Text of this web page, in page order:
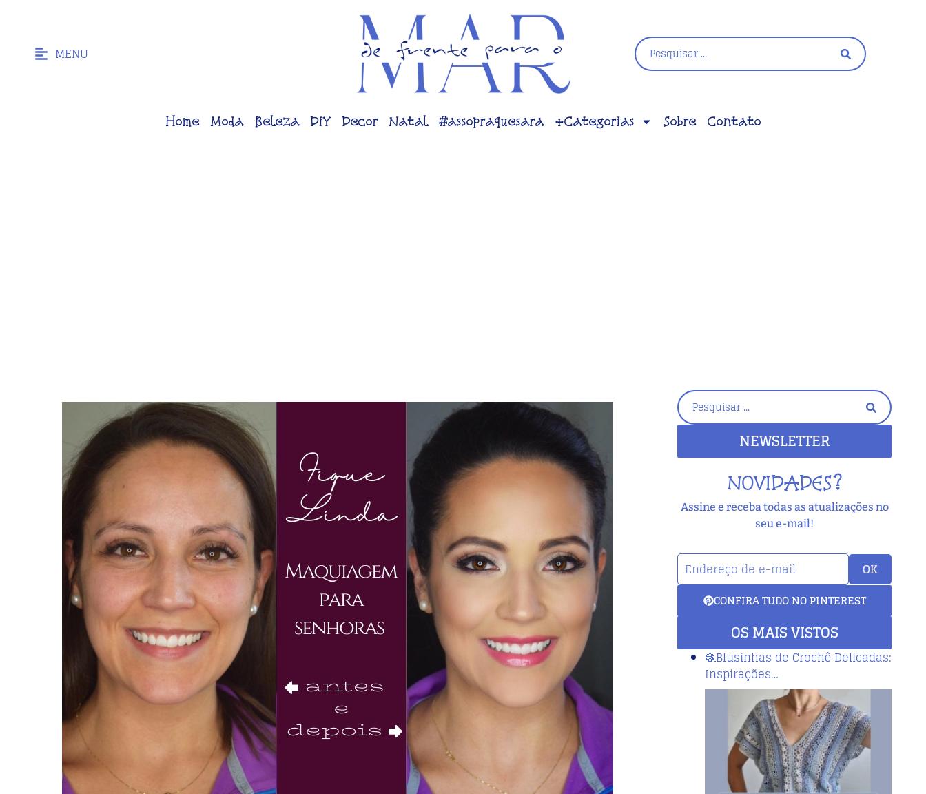
MENU
Home Moda Beleza DiY Decor Natal #assopraquesara +Categorias Sobre Contato
NEWSLETTER
NOVIDADES?
Assine e receba todas as atualizações no
seu e-mail!
OK
CONFIRA TUDO NO PINTEREST
OS MAIS VISTOS
🧶Blusinhas de Crochê Delicadas:
Inspirações…